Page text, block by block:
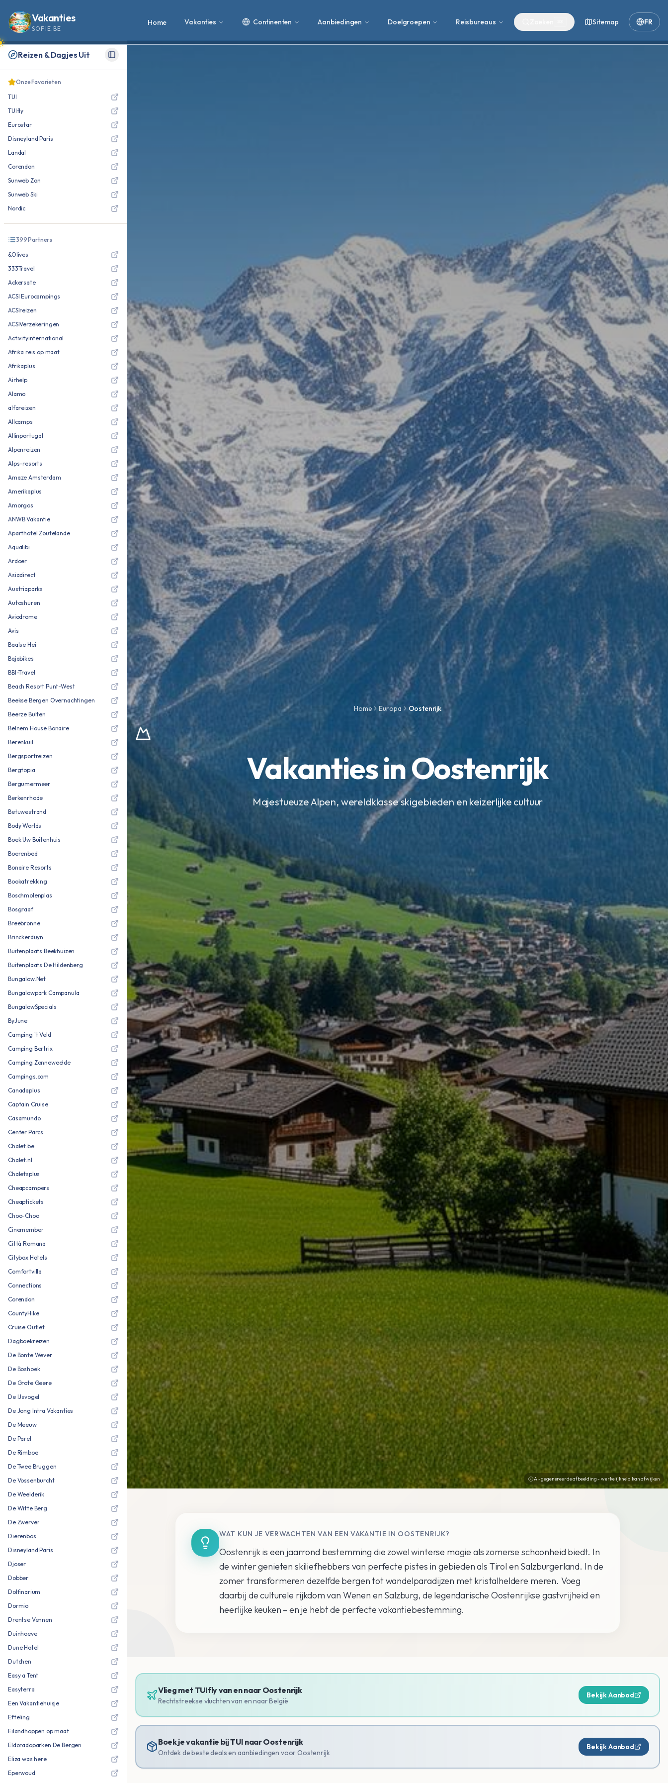
Reizen & Dagjes Uit Toggle Sidebar
Onze Favorieten
TUI
TUIfly
Eurostar
Disneyland Paris
Landal
Corendon
Sunweb Zon
Sunweb Ski
Nordic
399Partners
&Olives
333Travel
Ackersate
ACSI Eurocampings
ACSIreizen
ACSIVerzekeringen
Activityinternational
Afrika reis op maat
Afrikaplus
Airhelp
Alamo
alfareizen
Allcamps
Allinportugal
Alpenreizen
Alps-resorts
Amaze Amsterdam
Amerikaplus
Amorgos
ANWB Vakantie
Aparthotel Zoutelande
Aqualibi
Ardoer
Asiadirect
Austriaparks
Autoshuren
Aviodrome
Avis
Baalse Hei
Bajabikes
BBI-Travel
Beach Resort Punt-West
Beekse Bergen Overnachtingen
Beerze Bulten
Belnem House Bonaire
Berenkuil
Bergsportreizen
Bergtopia
Bergumermeer
Berkenrhode
Betuwestrand
Body Worlds
Boek Uw Buitenhuis
Boerenbed
Bonaire Resorts
Bookatrekking
Boschmolenplas
Bosgraaf
Breebronne
Brinckerduyn
Buitenplaats Beekhuizen
Buitenplaats De Hildenberg
Bungalow.Net
Bungalowpark Campanula
BungalowSpecials
ByJune
Camping 't Veld
Camping Bertrix
Camping Zonneweelde
Campings.com
Canadaplus
Captain Cruise
Casamundo
Center Parcs
Chalet.be
Chalet.nl
Chaletsplus
Cheapcampers
Cheaptickets
Choo-Choo
Cinemember
Città Romana
Citybox Hotels
Comfortvilla
Connections
Corendon
CountyHike
Cruise Outlet
Dagboekreizen
De Bonte Wever
De Boshoek
De Grote Geere
De IJsvogel
De Jong Intra Vakanties
De Meeuw
De Parel
De Rimboe
De Twee Bruggen
De Vossenburcht
De Weelderik
De Witte Berg
De Zwerver
Dierenbos
Disneyland Paris
Djoser
Dobber
Dolfinarium
Dormio
Drentse Vennen
Duinhoeve
Dune Hotel
Dutchen
Easy a Tent
Easyterra
Een Vakantiehuisje
Efteling
Eilandhoppen op maat
Eldoradoparken De Bergen
Eliza was here
Eperwoud
Vakanties
SOFIE.BE
Home Vakanties Continenten Aanbiedingen Doelgroepen Reisbureaus Sitemap FR
AI-gegenereerde afbeelding - werkelijkheid kan afwijken
Home Europa Oostenrijk
Vakanties in Oostenrijk
Majestueuze Alpen, wereldklasse skigebieden en keizerlijke cultuur
WAT KUN JE VERWACHTEN VAN EEN VAKANTIE IN OOSTENRIJK?
Oostenrijk is een jaarrond bestemming die zowel winterse magie als zomerse schoonheid biedt. In
de winter genieten skiliefhebbers van perfecte pistes in gebieden als Tirol en Salzburgerland. In de
zomer transformeren dezelfde bergen tot wandelparadijzen met kristalheldere meren. Voeg
daarbij de culturele rijkdom van Wenen en Salzburg, de legendarische Oostenrijkse gastvrijheid en
heerlijke keuken – en je hebt de perfecte vakantiebestemming.
Vlieg met TUIfly van en naar Oostenrijk
Rechtstreekse vluchten van en naar België
Bekijk Aanbod
Boek je vakantie bij TUI naarOostenrijk
Ontdek de beste deals en aanbiedingen voorOostenrijk
Bekijk Aanbod